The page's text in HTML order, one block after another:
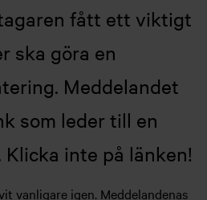
fått ett viktigt
ska göra en
Meddelandet
som leder till en
inte på länken!
vanligare igen. Meddelandenas